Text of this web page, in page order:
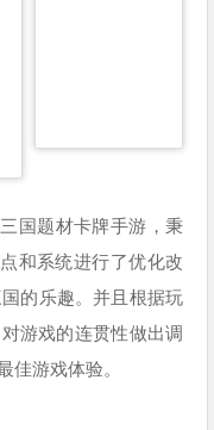
国题材卡牌手游，秉
和系统进行了优化改
的乐趣。并且根据玩
游戏的连贯性做出调
佳游戏体验。